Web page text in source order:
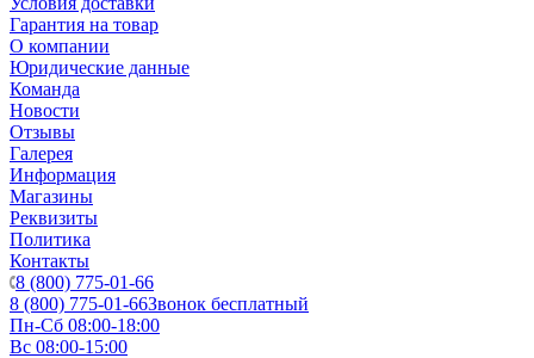
Гарантия на товар
О компании
Юридические данные
Команда
Новости
Отзывы
Галерея
Информация
Магазины
Реквизиты
Политика
Контакты
8 (800) 775-01-66
8 (800) 775-01-66Звонок бесплатный
Пн-Сб 08:00-18:00
Вс 08:00-15:00